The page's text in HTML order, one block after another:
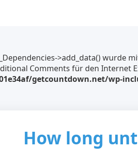
>add_data() wurde
Comments für den Internet
getcountdown.net/wp-
How long